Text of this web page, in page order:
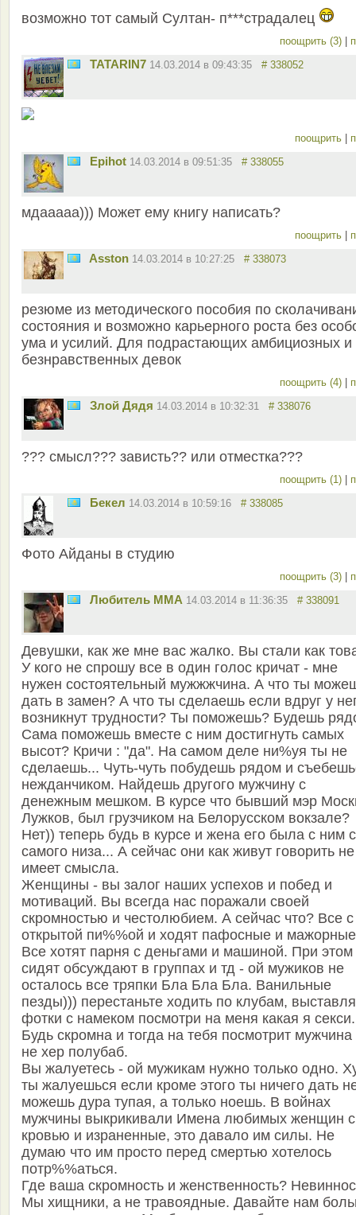
возможно тот самый Султан- п***страдалец
поощрить (3)
TATARIN7 14.03.2014 в 09:43:35 # 338052
поощрить
Epihot 14.03.2014 в 09:51:35 # 338055
мдааааа))) Может ему книгу написать?
поощрить
Asston 14.03.2014 в 10:27:25 # 338073
резюме из методического пособия по
состояния и возможно карьерного роста без
ума и усилий. Для подрастающих амбициозных и
безнравственных девок
поощрить (4)
Злой Дядя 14.03.2014 в 10:32:31 # 338076
??? смысл??? зависть?? или отместка???
поощрить (1)
Бекел 14.03.2014 в 10:59:16 # 338085
Фото Айданы в студию
поощрить (3)
Любитель ММА 14.03.2014 в 11:36:35 # 338091
Девушки, как же мне вас жалко. Вы стали как
У кого не спрошу все в один голос кричат - мне
нужен состоятельный мужжжчина. А что ты
дать в замен? А что ты сделаешь если вдруг у
возникнут трудности? Ты поможешь? Будешь
Сама поможешь вместе с ним достигнуть самых
высот? Кричи : "да". На самом деле ни%уя ты не
сделаешь... Чуть-чуть побудешь рядом и
нежданчиком. Найдешь другого мужчину с
денежным мешком. В курсе что бывший мэр
Лужков, был грузчиком на Белорусском вокзале?
Нет)) теперь будь в курсе и жена его была с ним с
самого низа... А сейчас они как живут говорить не
имеет смысла.
Женщины - вы залог наших успехов и побед и
мотиваций. Вы всегда нас поражали своей
скромностью и честолюбием. А сейчас что? Все с
открытой пи%%ой и ходят пафосные и
Все хотят парня с деньгами и машиной. При этом
сидят обсуждают в группах и тд - ой мужиков не
осталось все тряпки Бла Бла Бла. Ванильные
пезды))) перестаньте ходить по клубам,
фотки с намеком посмотри на меня какая я ceкcи.
Будь скромна и тогда на тебя посмотрит мужчина
не хер полубаб.
Вы жалуетесь - ой мужикам нужно только одно.
ты жалуешься если кроме этого ты ничего дать
можешь дура тупая, а только ноешь. В войнах
мужчины выкрикивали Имена любимых женщин с
кровью и израненные, это давало им силы. Не
думаю что им просто перед смертью хотелось
потр%%аться.
Где ваша скромность и женственность?
Мы хищники, а не травоядные. Давайте нам